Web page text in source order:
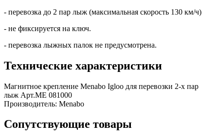
- перевозка до 2 пар лыж (максимальная скорость 130 км/ч)
- не фиксируется на ключ.
- перевозка лыжных палок не предусмотрена.
Технические характеристики
Магнитное крепление Menabo Igloo для перевозки 2-х пар
лыж Арт.ME 081000
Производитель: Menabo
Сопутствующие товары